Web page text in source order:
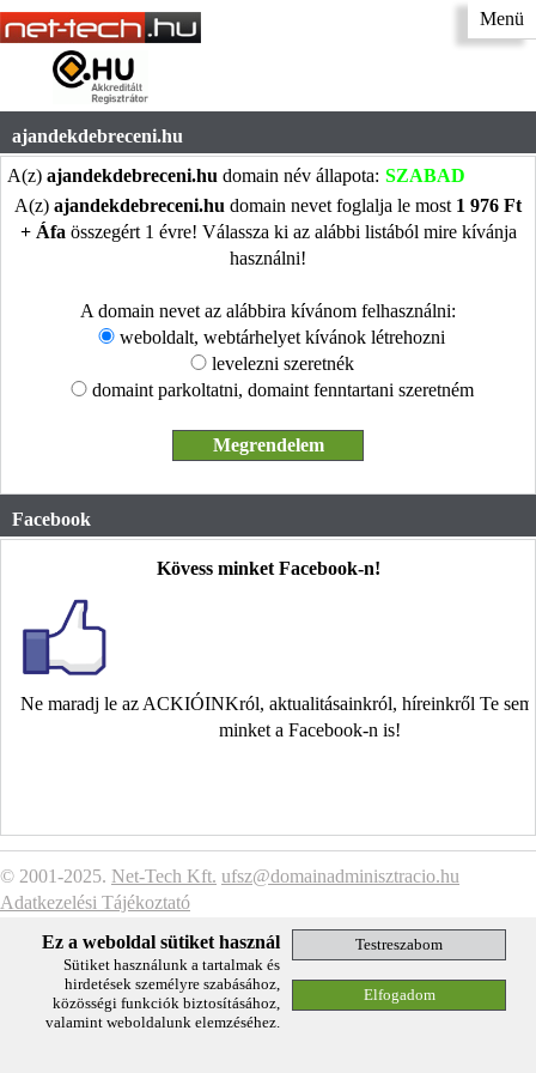
Menü
ajandekdebreceni.hu
A(z) ajandekdebreceni.hu domain név állapota: SZABAD
A(z) ajandekdebreceni.hu domain nevet foglalja le most 1 976 Ft
+ Áfa összegért 1 évre! Válassza ki az alábbi listából mire kívánja
használni!
A domain nevet az alábbira kívánom felhasználni:
weboldalt, webtárhelyet kívánok létrehozni
levelezni szeretnék
domaint parkoltatni, domaint fenntartani szeretném
Facebook
Kövess minket Facebook-n!
Ne maradj le az ACKIÓINKról, aktualitásainkról, híreinkről Te
minket a Facebook-n is!
© 2001-2025. Net-Tech Kft. ufsz@domainadminisztracio.hu
Adatkezelési Tájékoztató
Ez a weboldal sütiket használ
Sütiket használunk a tartalmak és
hirdetések személyre szabásához,
közösségi funkciók biztosításához,
valamint weboldalunk elemzéséhez.